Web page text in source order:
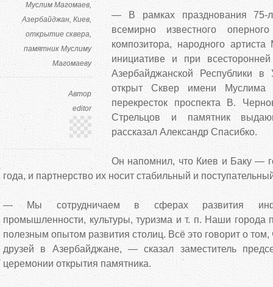
Муслим Магомаев
Азербайджан Киев
открытие сквера
памятник Муслиму
Магомаеву
Автор
editor
— В рамках празднования 75-
всемирно известного
композитора, народного
инициативе и при
Азербайджанской Республики
открыт Сквер имени Муслима
перекресток проспекта В.
Стрельцов и памятник
рассказал Александр Спасибко.
Он напомнил, что Киев и Баку —
года, и партнерство их носит стабильный и
— Мы сотрудничаем в сферах развития
промышленности, культуры, туризма и т. п. Наши города
полезным опытом развития столиц. Всё это говорит о
друзей в Азербайджане, — сказал заместитель
церемонии открытия памятника.